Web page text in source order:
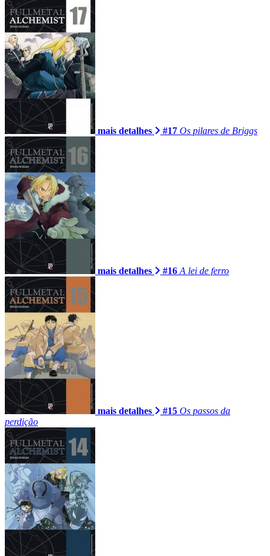
mais detalhes #17 Os pilares de Briggs
mais detalhes #16 A lei de ferro
mais detalhes #15 Os passos da
perdição